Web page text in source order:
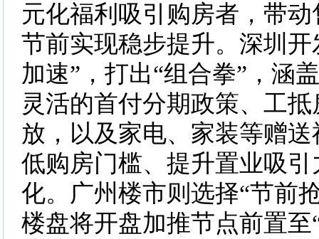
元化福利吸引购房者，带
节前实现稳步提升。深圳
加速”，打出“组合拳”，涵
灵活的首付分期政策、工
放，以及家电、家装等赠
低购房门槛、提升置业吸
化。广州楼市则选择“节前
楼盘将开盘加推节点前置至